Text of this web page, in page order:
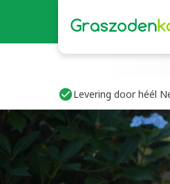
Levering door héél